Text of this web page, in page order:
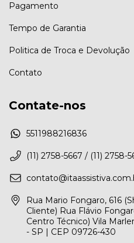
Pagamento
Tempo de Garantia
Politica de Troca e Devolução
Contato
Contate-nos
5511988216836
(11) 2758-5667 / (11) 2758-
Rua Mario Fongaro, 616
Cliente) Rua Flávio
Centro Técnico) Vila
- SP | CEP 09726-430